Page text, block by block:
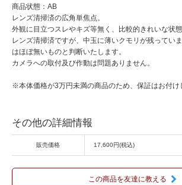
商品状態：AB
レンズ清掃済の広角単焦点。
外観に目立つスレやキズ等無く、比較的きれいな状態
レンズ清掃済ですが、中玉に薄いクモリが残ってい
はほぼ無いものと判断いたします。
カメラへの取付及び作動は問題ありません。
※本体価格が3万円未満の商品のため、保証はお付け
その他の詳細情報
販売価格 17,600円(税込)
この商品を友達に教える